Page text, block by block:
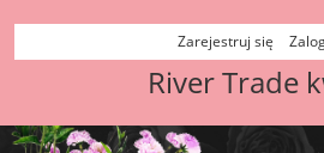
Zarejestruj się
River Trade